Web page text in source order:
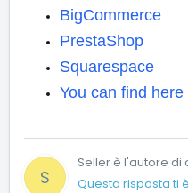
BigCommerce
PrestaShop
Squarespace
You can find
S
Seller è l'autore di
Questa risposta ti